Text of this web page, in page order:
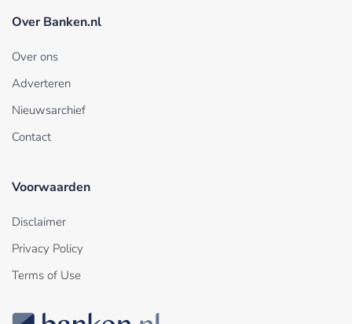
Over Banken.nl
Over ons
Adverteren
Nieuwsarchief
Contact
Voorwaarden
Disclaimer
Privacy Policy
Terms of Use